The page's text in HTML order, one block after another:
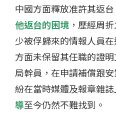
中國方面釋放准許其返
他返台的困境 ，歷經周
少被俘歸來的情報人員
方面未保留其任職的證
局幹員，在申請補償跟
紛在當時媒體及報章雜
導至今仍然不難找到。